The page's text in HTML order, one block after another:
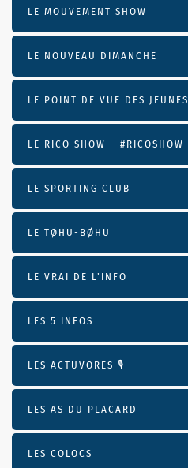
LE MOUVEMENT SHOW
LE NOUVEAU DIMANCHE
LE POINT DE VUE DES JEUNES
LE RICO SHOW – #RICOSHOW
LE SPORTING CLUB
LE TØHU-BØHU
LE VRAI DE L’INFO
LES 5 INFOS
LES ACTUVORES 🎙
LES AS DU PLACARD
LES COLOCS